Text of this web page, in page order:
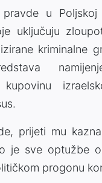
pravde u
uključuju
kriminalne
prijeti mu
je sve optužbe
progonu